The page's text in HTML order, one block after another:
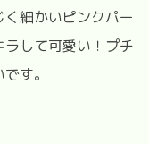
細かいピンクパー
して可愛い！プチ
す。